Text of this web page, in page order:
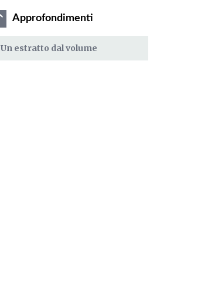
Approfondimenti
Un estratto dal volume